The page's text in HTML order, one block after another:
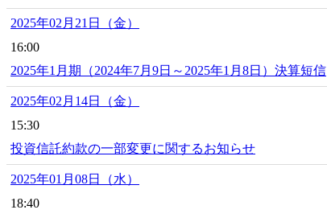
2025年02月21日（金）
16:00
2025年1月期（2024年7月9日～2025年1月8日）決算短信
2025年02月14日（金）
15:30
投資信託約款の一部変更に関するお知らせ
2025年01月08日（水）
18:40